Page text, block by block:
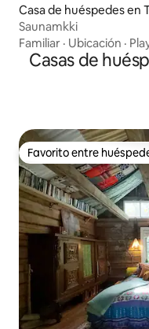
Casa de huéspedes en
Saunamkki
Familiar · Ubicación ·
Casas de
Favorito entre
Favorito entre